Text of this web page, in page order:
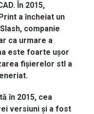
În 2015,
aîncheiat un
Slash, companie
ca urmare a
este foarte ușor
fișierelor stl a
.
în 2015, cea
versiuni și a fost